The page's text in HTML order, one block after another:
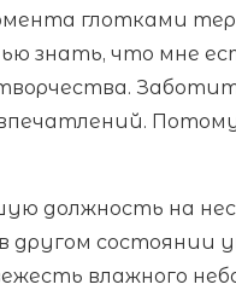
глотками
знать, что мне
должность на
состоянии
влажного